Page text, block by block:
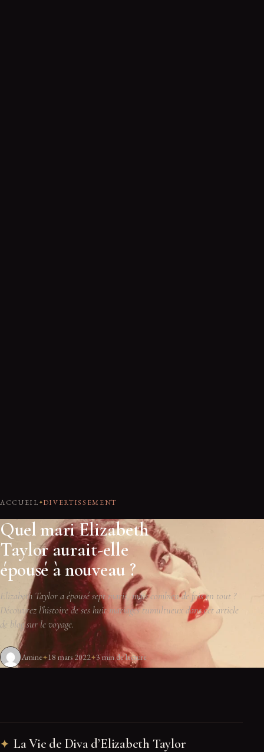
ACCUEIL DIVERTISSEMENT
Quel mari Elizabeth
Taylor aurait-elle
épousé à nouveau ?
Elizabeth Taylor a épousé sept maris, mais combien de fois en tout ?
Découvrez l'histoire de ses huit mariages tumultueux dans cet article
de blog sur le voyage.
Amine 18 mars 2022 3 min de lecture
La Vie de Diva d’Elizabeth Taylor